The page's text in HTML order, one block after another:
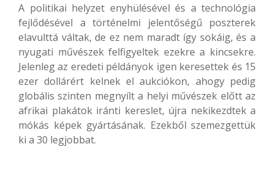
A politikai helyzet enyhülésével és a technológia
fejlődésével a történelmi jelentőségű poszterek
elavulttá váltak, de ez nem maradt így sokáig, és a
nyugati művészek felfigyeltek ezekre a kincsekre.
Jelenleg az eredeti példányok igen keresettek és 15
ezer dollárért kelnek el aukciókon, ahogy pedig
globális szinten megnyílt a helyi művészek előtt az
afrikai plakátok iránti kereslet, újra nekikezdtek a
mókás képek gyártásának. Ezekből szemezgettük
ki a 30 legjobbat.